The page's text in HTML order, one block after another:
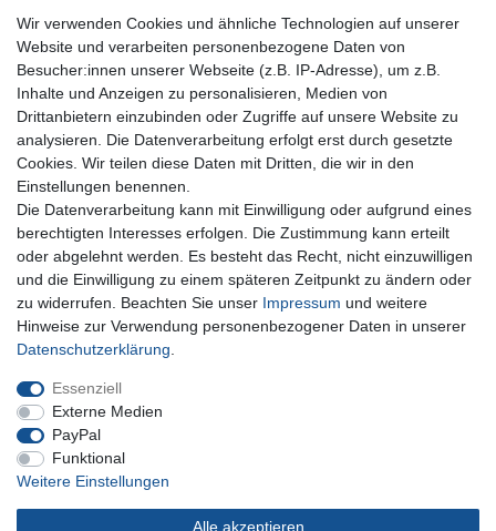
Für Fragen zu unseren Produkten und Bestellungen
erreichen Sie uns per E-Mail oder Telefon:
+49 5741 9099422 oder
info@dein-bau-projekt.de
Versand und Zahlung
Impressum
Datenschutzerklärung
AGB
Kontakt
Infos Ratenkauf mit easyCredit
Qualität made in Germany
Schnelle & sichere Lieferung
Ideal für Selbermacher (DIY)
Widerrufs­recht
Wir verwenden Cookies und ähnliche Technologien auf unserer
Website und verarbeiten personenbezogene Daten von
Besucher:innen unserer Webseite (z.B. IP-Adresse), um z.B.
Inhalte und Anzeigen zu personalisieren, Medien von
Drittanbietern einzubinden oder Zugriffe auf unsere Website zu
analysieren. Die Datenverarbeitung erfolgt erst durch gesetzte
Cookies. Wir teilen diese Daten mit Dritten, die wir in den
Einstellungen benennen.
Die Datenverarbeitung kann mit Einwilligung oder aufgrund eines
berechtigten Interesses erfolgen. Die Zustimmung kann erteilt
oder abgelehnt werden. Es besteht das Recht, nicht einzuwilligen
und die Einwilligung zu einem späteren Zeitpunkt zu ändern oder
zu widerrufen. Beachten Sie unser Impressum und weitere
Hinweise zur Verwendung personenbezogener Daten in unserer
Daten­schutz­erklärung
Essenziell
Externe Medien
PayPal
Funktional
Weitere Einstellungen
Alle akzeptieren